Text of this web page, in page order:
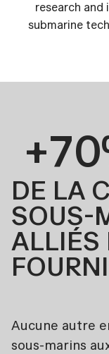
research
submarine
DE LA
SOUS-
ALLIÉS
Aucune autre
sous-marins